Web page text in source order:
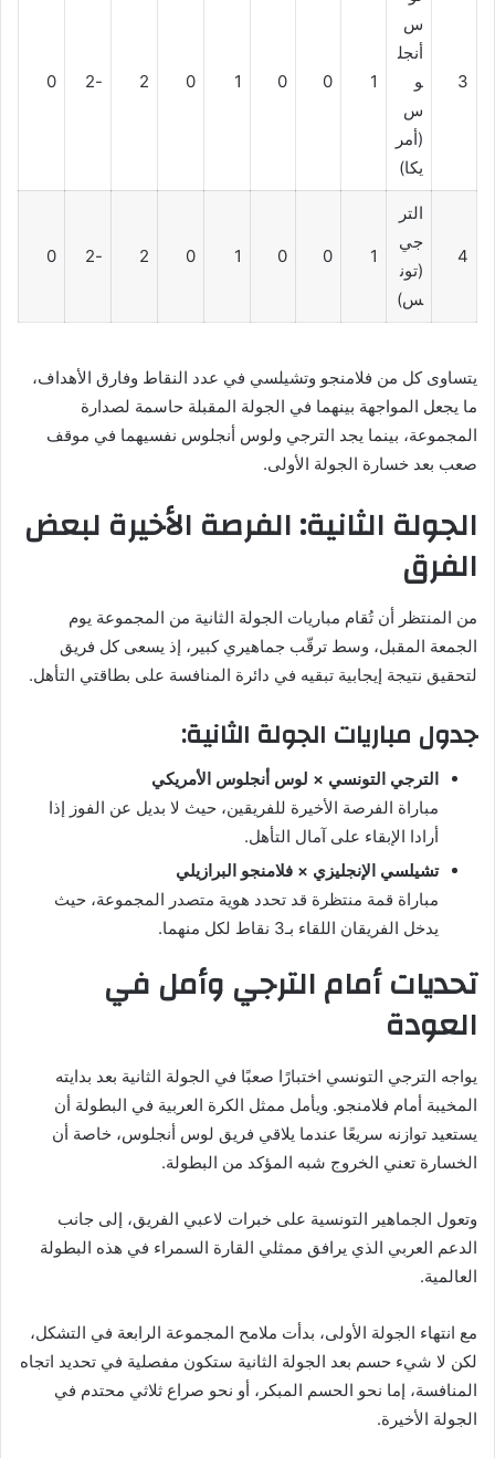
3
س
أنجل
و
س
(أمر
يكا)
1
0
0
1
0
2
-2
0
4
التر
جي
(تون
س)
1
0
0
1
0
2
-2
0
يتساوى كل من فلامنجو وتشيلسي في عدد النقاط وفارق الأهداف،
ما يجعل المواجهة بينهما في الجولة المقبلة حاسمة لصدارة
المجموعة، بينما يجد الترجي ولوس أنجلوس نفسيهما في موقف
صعب بعد خسارة الجولة الأولى.
الجولة الثانية: الفرصة الأخيرة لبعض
الفرق
من المنتظر أن تُقام مباريات الجولة الثانية من المجموعة يوم
الجمعة المقبل، وسط ترقّب جماهيري كبير، إذ يسعى كل فريق
لتحقيق نتيجة إيجابية تبقيه في دائرة المنافسة على بطاقتي التأهل.
جدول مباريات الجولة الثانية:
الترجي التونسي × لوس أنجلوس الأمريكي
مباراة الفرصة الأخيرة للفريقين، حيث لا بديل عن الفوز إذا
أرادا الإبقاء على آمال التأهل.
تشيلسي الإنجليزي × فلامنجو البرازيلي
مباراة قمة منتظرة قد تحدد هوية متصدر المجموعة، حيث
يدخل الفريقان اللقاء بـ3 نقاط لكل منهما.
تحديات أمام الترجي وأمل في
العودة
يواجه الترجي التونسي اختبارًا صعبًا في الجولة الثانية بعد بدايته
المخيبة أمام فلامنجو. ويأمل ممثل الكرة العربية في البطولة أن
يستعيد توازنه سريعًا عندما يلاقي فريق لوس أنجلوس، خاصة أن
الخسارة تعني الخروج شبه المؤكد من البطولة.
وتعول الجماهير التونسية على خبرات لاعبي الفريق، إلى جانب
الدعم العربي الذي يرافق ممثلي القارة السمراء في هذه البطولة
العالمية.
مع انتهاء الجولة الأولى، بدأت ملامح المجموعة الرابعة في التشكل،
لكن لا شيء حسم بعد الجولة الثانية ستكون مفصلية في تحديد اتجاه
المنافسة، إما نحو الحسم المبكر، أو نحو صراع ثلاثي محتدم في
الجولة الأخيرة.